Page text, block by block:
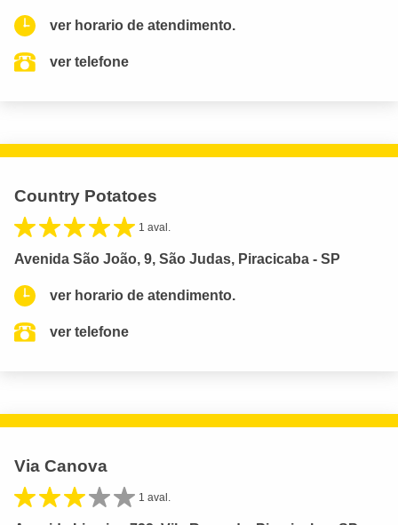
ver horario de atendimento.
ver telefone
Country Potatoes
1 aval.
Avenida São João, 9, São Judas, Piracicaba - SP
ver horario de atendimento.
ver telefone
Via Canova
1 aval.